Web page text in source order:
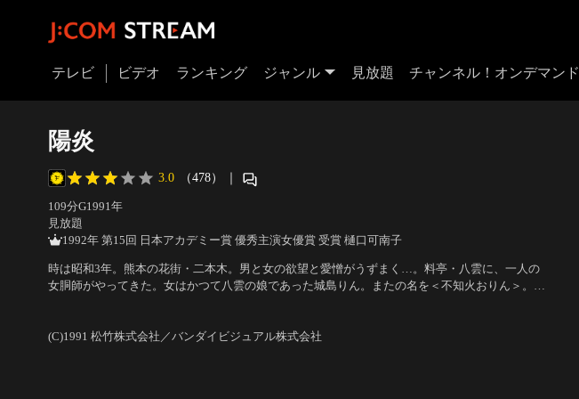
テレビ ビデオ ランキング ジャンル 見放題 チャンネル！オンデマンド
陽炎
3.0 （478） ｜
109分G1991年
見放題
1992年 第15回 日本アカデミー賞 優秀主演女優賞 受賞 樋口可南子
時は昭和3年。熊本の花街・二本木。男と女の欲望と愛憎がうずまく…。料亭・八雲に、一人の
女胴師がやってきた。女はかつて八雲の娘であった城島りん。またの名を＜不知火おりん＞。二
(C)1991 松竹株式会社／バンダイビジュアル株式会社